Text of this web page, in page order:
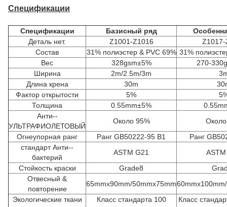
Спецификации
Спецификации Базисный ряд
Деталь нет.
Z1001-Z1016
Z1017-
Состав
31% полиэстер & PVC 69% 31%
Вес
328gsm±5%
270-
Ширина
2m/2.5m/3m
Длина крена
30m
Фактор открытости
5%
Толщина
0.55mm±5%
Анти--
УЛЬТРАФИОЛЕТОВЫЙ
Около 95%
Огнеупорная ранг
Ранг GB50222-95 B1
Ранг
стандарт Анти--
бактерий
ASTM G21
Стойкость краски
Grade8
Отвесный &
повторение
65mmx90mm/50mmx75mm
Экологические ткани
Класс стандарта 100
Класс